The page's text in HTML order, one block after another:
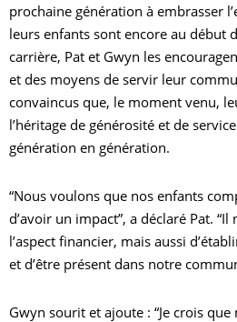
prochaine génération à embrasser
leurs enfants sont encore au début
carrière, Pat et Gwyn les
et des moyens de servir leur
convaincus que, le moment venu,
l’héritage de générosité et de
génération en génération.
“Nous voulons que nos enfants
d’avoir un impact”, a déclaré Pat. “Il
l’aspect financier, mais aussi
et d’être présent dans notre
Gwyn sourit et ajoute : “Je crois